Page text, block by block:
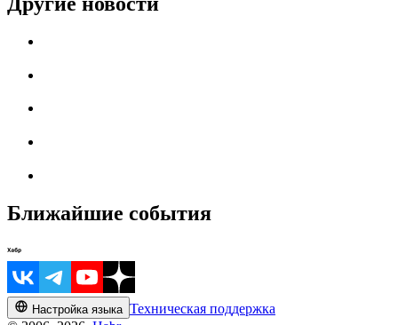
Ближайшие события
Настройка языка Техническая поддержка